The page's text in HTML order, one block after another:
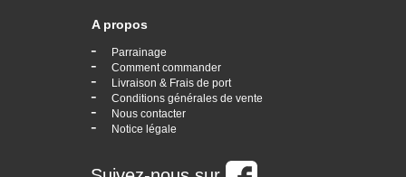
A propos
- Parrainage
- Comment commander
- Livraison & Frais de port
- Conditions générales de vente
- Nous contacter
- Notice légale